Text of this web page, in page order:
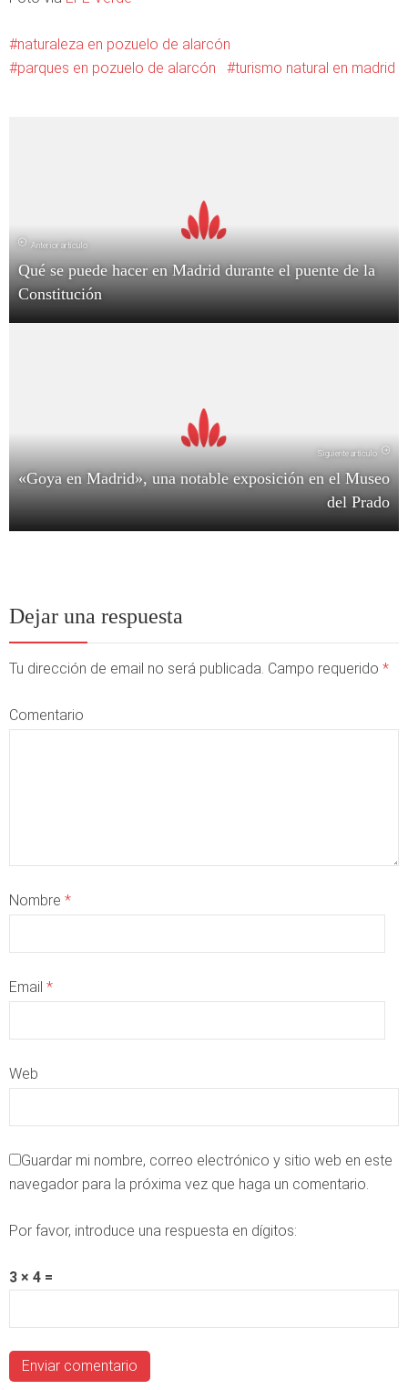
naturaleza en pozuelo de alarcón
parques en pozuelo de alarcón
turismo natural en madrid
Anterior artículo
Qué se puede hacer en Madrid durante el puente de la
Constitución
Siguiente artículo
«Goya en Madrid», una notable exposición en el Museo
del Prado
Dejar una respuesta
Tu dirección de email no será publicada. Campo requerido *
Comentario
Nombre *
Email *
Web
Guardar mi nombre, correo electrónico y sitio web en este
navegador para la próxima vez que haga un comentario.
Por favor, introduce una respuesta en dígitos:
3 × 4 =